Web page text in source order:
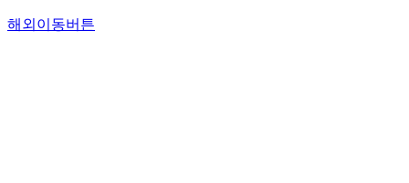
해외이동버튼